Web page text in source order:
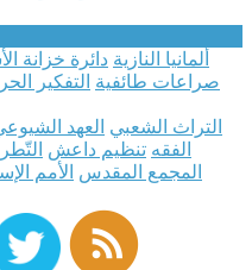
ألمانيا النازية دائرة خزانة
صراعات طائفية التفكير الحر
التراث الشعبي العهد
الفقه تنظيم داعش
المجمع المقدس الأمم